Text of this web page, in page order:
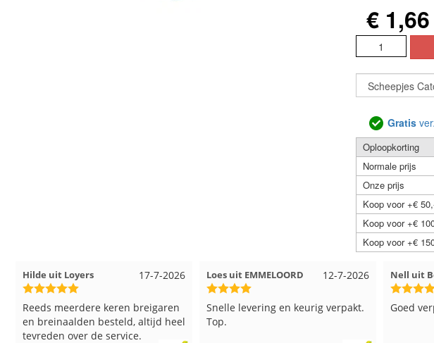
€ 1,66
Gratis
Oploopkorting
Normale prijs
Onze prijs
Koop voor +€
Koop voor +€
Koop voor +€
17-7-2026
Hilde uit Loyers
Reeds meerdere keren breigaren
en breinaalden besteld, altijd heel
tevreden over de service.
12-7-2026
Loes uit EMMELOORD
Snelle levering en keurig verpakt.
Top.
Nell uit
Goed verpakt